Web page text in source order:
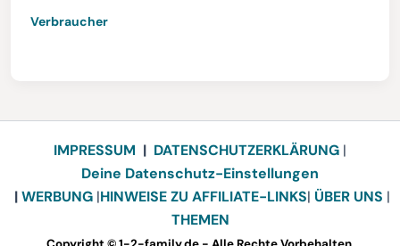
Verbraucher
IMPRESSUM | DATENSCHUTZERKLÄRUNG |
Deine Datenschutz-Einstellungen
|WERBUNG |HINWEISE ZU AFFILIATE-LINKS| ÜBER UNS |
THEMEN